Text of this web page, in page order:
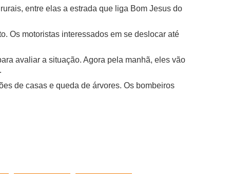
entre elas a estrada que liga Bom Jesus do
Os motoristas interessados em se deslocar até
avaliar a situação. Agora pela manhã, eles vão
de casas e queda de árvores. Os bombeiros